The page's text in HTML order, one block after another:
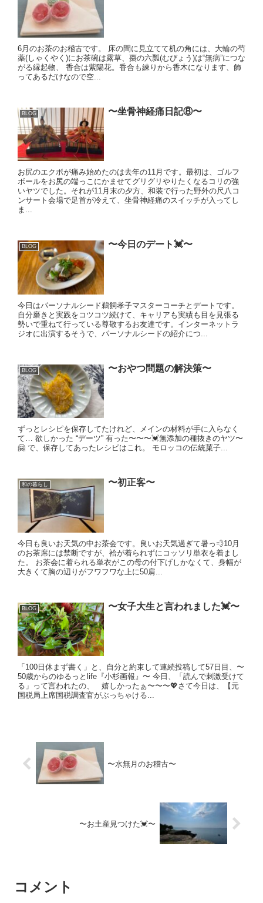
6月のお茶のお稽古です。 床の間に見立てて机の角には、大輪の芍
薬(しゃくやく)にお茶碗は露草、棗の六瓢(むびょう)は“無病”につな
がる縁起物、 香合は紫陽花。香合も練りから香木になります、飾
ってあるだけなので空...
BLOG 〜坐骨神経痛日記⑧〜
お尻のエクボが痛み始めたのは去年の11月です。最初は、ゴルフ
ボールをお尻の端っこにかませてグリグリやりたくなるコリの強
いヤツでした。それが11月末の夕方、和装で行った野外の尺八コ
ンサート会場で足首が冷えて、坐骨神経痛のスイッチが入ってし
ま...
BLOG 〜今日のデート💓〜
今日はパーソナルシード鵜飼孝子マスターコーチとデートです。
自分磨きと実践をコツコツ続けて、キャリアも実績も目を見張る
勢いで重ねて行っている尊敬するお友達です。インターネットラ
ジオに出演するそうで、パーソナルシードの紹介につ...
BLOG 〜おやつ問題の解決策〜
ずっとレシピを保存してたけれど、メインの材料が手に入らなく
て… 欲しかった “デーツ” 有った〜〜〜💓無添加の種抜きのヤツ〜
🤗 で、保存してあったレシピはこれ。 モロッコの伝統菓子...
和の暮らし 〜初正客〜
今日も良いお天気の中お茶会です。良いお天気過ぎて暑っ💨10月
のお茶席には禁断ですが、袷が着られずにコッソリ単衣を着まし
た。 お茶会に着られる単衣がこの母の付下げしかなくて、身幅が
大きくて胸の辺りがフワフワな上に50肩...
BLOG 〜女子大生と言われました💓〜
「100日休まず書く」と、自分と約束して連続投稿して57日目、〜
50歳からのゆるっとlife『小杉画報』〜 今日、「読んで刺激受けて
る」って言われたの、 嬉しかったぁ〜〜〜💖さて今日は、【元
国税局上席国税調査官がぶっちゃける...
〜水無月のお稽古〜
〜お土産見つけた💓〜
コメント